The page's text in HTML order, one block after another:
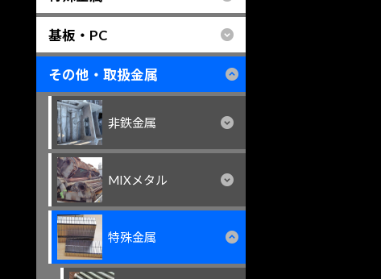
基板・PC
その他・取扱金属
非鉄金属
MIXメタル
特殊金属